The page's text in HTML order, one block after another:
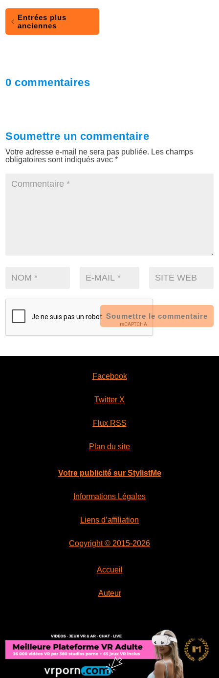
Entrées plus
anciennes
0 commentaires
Soumettre un commentaire
Votre adresse e-mail ne sera pas publiée. Les champs
obligatoires sont indiqués avec*
Soumettre le commentaire
Facebook
Twitter X
Flux RSS
Plan du site
Votre publicité sur StylistMe
Informations Légales
Liens d’affiliation
Copyright © 2015-2026
Accueil
Auteur